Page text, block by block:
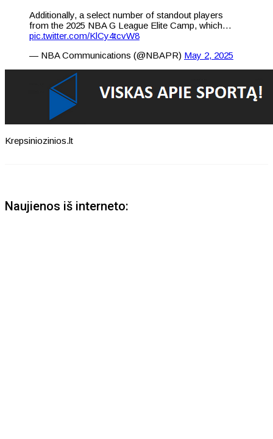
Additionally, a select number of standout players
from the 2025 NBA G League Elite Camp, which…
pic.twitter.com/KlCy4tcvW8
— NBA Communications (@NBAPR) May 2, 2025
Krepsiniozinios.lt
Naujienos iš interneto: